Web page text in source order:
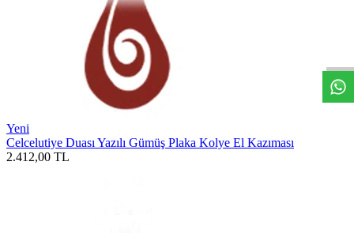
Yeni
Celcelutiye Duası Yazılı Gümüş Plaka Kolye El Kazıması
2.412,00 TL